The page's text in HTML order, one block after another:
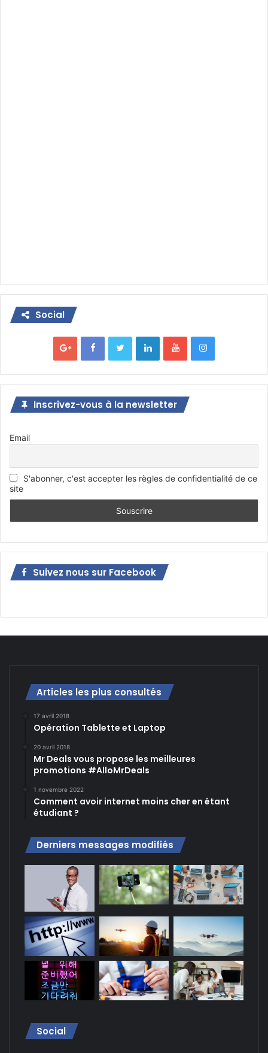
Social
Inscrivez-vous à la newsletter
Email
S'abonner, c'est accepter les règles de confidentialité de ce
site
Suivez nous sur Facebook
Articles les plus consultés
17 avril 2018
Opération Tablette et Laptop
20 avril 2018
Mr Deals vous propose les meilleures
promotions #AlloMrDeals
1 novembre 2022
Comment avoir internet moins cher en étant
étudiant ?
Derniers messages modifiés
Social